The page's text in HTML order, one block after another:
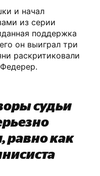
и начал
из серии
поддержка
он выиграл три
раскритиковали
судьи
равно как